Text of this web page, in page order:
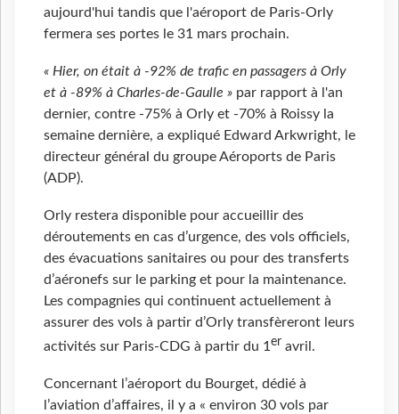
aujourd'hui tandis que l'aéroport de Paris-Orly
fermera ses portes le 31 mars prochain.
« Hier, on était à -92% de trafic en passagers à Orly
et à -89% à Charles-de-Gaulle » par rapport à l'an
dernier, contre -75% à Orly et -70% à Roissy la
semaine dernière, a expliqué Edward Arkwright, le
directeur général du groupe Aéroports de Paris
(ADP).
Orly restera disponible pour accueillir des
déroutements en cas d’urgence, des vols officiels,
des évacuations sanitaires ou pour des transferts
d’aéronefs sur le parking et pour la maintenance.
Les compagnies qui continuent actuellement à
assurer des vols à partir d’Orly transfèreront leurs
activités sur Paris-CDG à partir du 1er avril.
Concernant l’aéroport du Bourget, dédié à
l’aviation d’affaires, il y a « environ 30 vols par